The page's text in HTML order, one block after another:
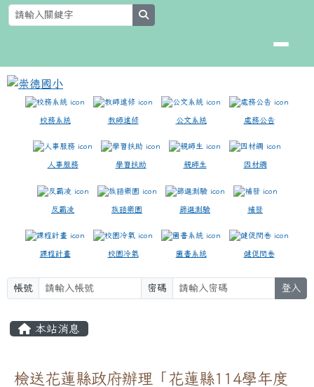
跳至主內容區
崇德國小
校務系統 教師進修 公文系統 處務公告
人事服務 學習扶助 親師生 因材網
反霸凌 族語樂園 篩選測驗 補發
課程計畫 校園冷氣 圖書系統 健促問卷
帳號 密碼 登入
本站消息
檢送花蓮縣政府辦理「花蓮縣114學年度